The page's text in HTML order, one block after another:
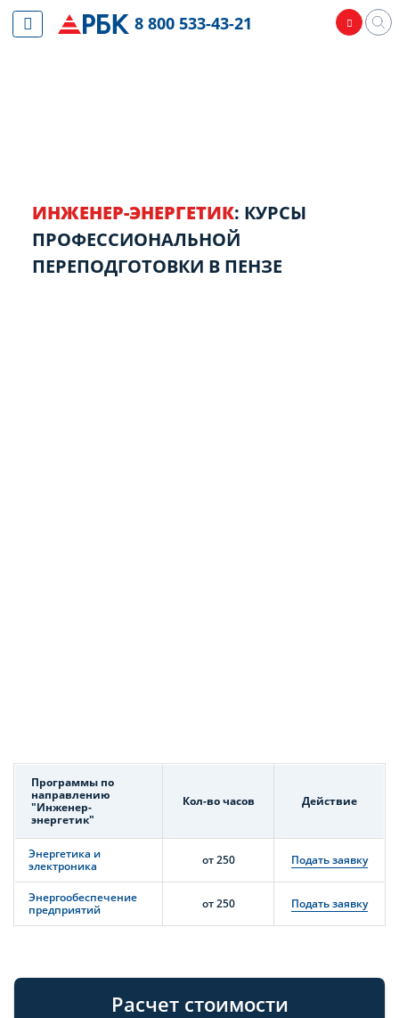
ИНЖЕНЕР-ЭНЕРГЕТИК: КУРСЫ
ПРОФЕССИОНАЛЬНОЙ
ПЕРЕПОДГОТОВКИ В ПЕНЗЕ
Программы по
направлению
"Инженер-
энергетик"
Кол-во часов Действие
Энергетика и
электроника
от 250 Подать заявку
Энергообеспечение
предприятий
от 250 Подать заявку
Расчет стоимости
8 800 533-43-21